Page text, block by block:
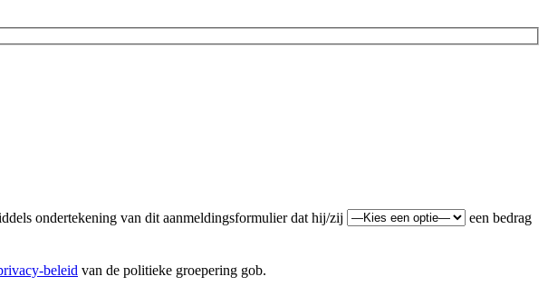
ondertekening van dit aanmeldingsformulier dat hij/zij
een bedrag
beleid van de politieke groepering gob.